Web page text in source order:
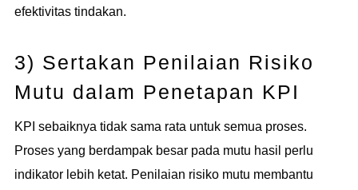
efektivitas tindakan.
3) Sertakan Penilaian Risiko
Mutu dalam Penetapan KPI
KPI sebaiknya tidak sama rata untuk semua proses.
Proses yang berdampak besar pada mutu hasil perlu
indikator lebih ketat. Penilaian risiko mutu membantu